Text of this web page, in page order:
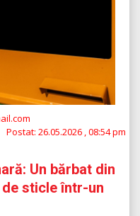
Postat: 26.05.2026 , 08:54 pm
Un bărbat din
sticle într-un